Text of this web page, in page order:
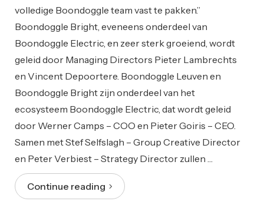
volledige Boondoggle team vast te pakken.”
Boondoggle Bright, eveneens onderdeel van
Boondoggle Electric, en zeer sterk groeiend, wordt
geleid door Managing Directors Pieter Lambrechts
en Vincent Depoortere. Boondoggle Leuven en
Boondoggle Bright zijn onderdeel van het
ecosysteem Boondoggle Electric, dat wordt geleid
door Werner Camps – COO en Pieter Goiris – CEO.
Samen met Stef Selfslagh – Group Creative Director
en Peter Verbiest – Strategy Director zullen …
Continue reading